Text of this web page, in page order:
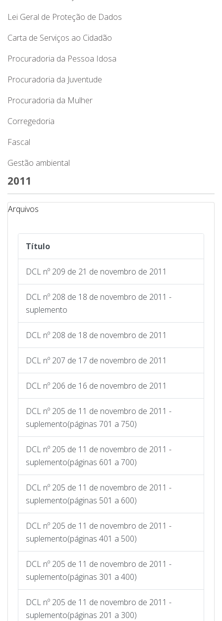
Lei Geral de Proteção de Dados
Carta de Serviços ao Cidadão
Procuradoria da Pessoa Idosa
Procuradoria da Juventude
Procuradoria da Mulher
Corregedoria
Fascal
Gestão ambiental
2011
Arquivos
Título
DCL nº 209 de 21 de novembro de 2011
DCL nº 208 de 18 de novembro de 2011 -
suplemento
DCL nº 208 de 18 de novembro de 2011
DCL nº 207 de 17 de novembro de 2011
DCL nº 206 de 16 de novembro de 2011
DCL nº 205 de 11 de novembro de 2011 -
suplemento(páginas 701 a 750)
DCL nº 205 de 11 de novembro de 2011 -
suplemento(páginas 601 a 700)
DCL nº 205 de 11 de novembro de 2011 -
suplemento(páginas 501 a 600)
DCL nº 205 de 11 de novembro de 2011 -
suplemento(páginas 401 a 500)
DCL nº 205 de 11 de novembro de 2011 -
suplemento(páginas 301 a 400)
DCL nº 205 de 11 de novembro de 2011 -
suplemento(páginas 201 a 300)